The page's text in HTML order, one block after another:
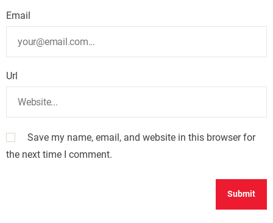
Email
Url
Save my name, email, and website in this browser for
the next time I comment.